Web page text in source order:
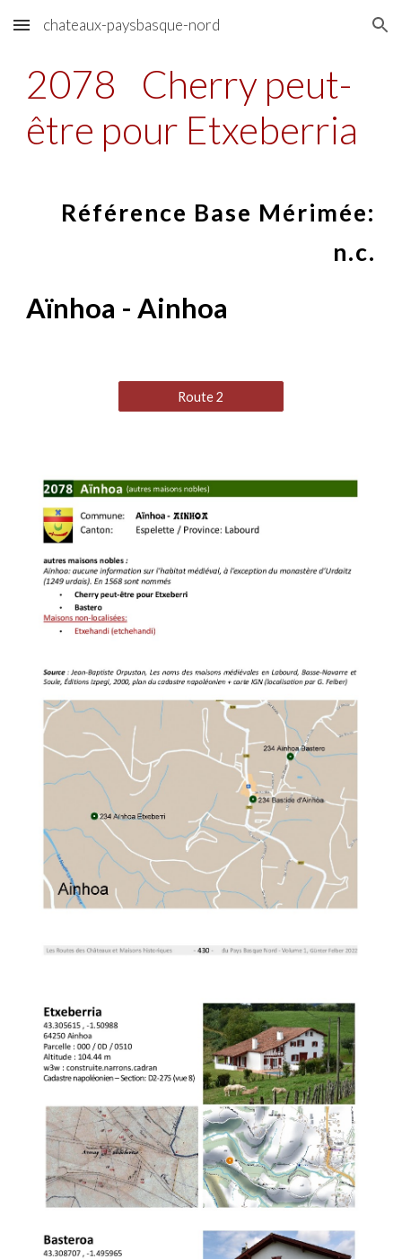
Skip to main content Skip to navigation
chateaux-paysbasque-nord
2078
Cherry peut-
être pour Etxeberria
Référence Base Mérimée:
n.c.
Aïnhoa - Ainhoa
Route 2